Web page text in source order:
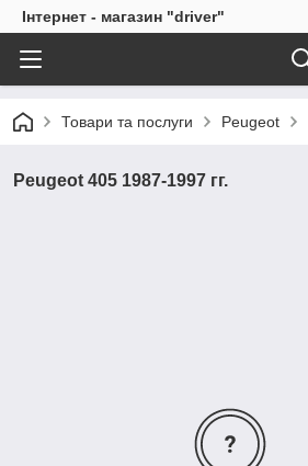
Інтернет - магазин "driver"
Товари та послуги Peugeot
Peugeot 405 1987-1997 гг.